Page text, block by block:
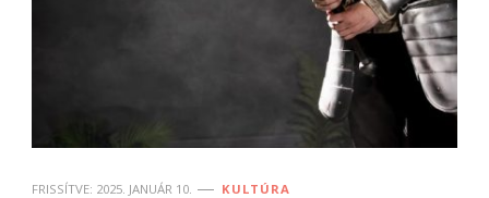
FRISSÍTVE: 2025. JANUÁR 10. KULTÚRA